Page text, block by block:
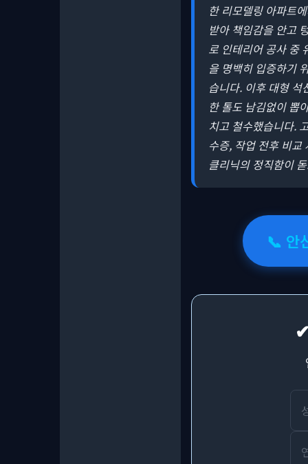
한 리모델링 아파트
받아 책임감을 안고
로 인테리어 공사 중
을 명백히 입증하기
습니다. 이후 대형 석
한 톨도 남김없이 뽑
치고 철수했습니다.
수증, 작업 전후 비교
클리닉의 정직함이
📞 안